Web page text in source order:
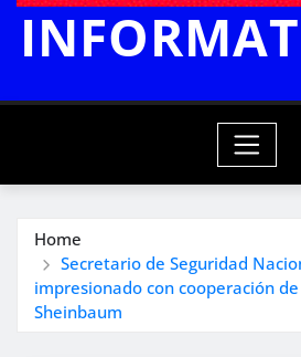
Home
Secretario de Seguridad
impresionado con cooperación
Sheinbaum